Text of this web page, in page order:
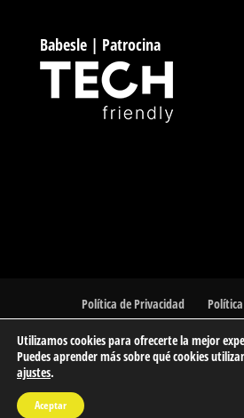
Babesle | Patrocina
Política de Privacidad
Utilizamos cookies para ofrecerte la mejor
Puedes aprender más sobre qué cookies
ajustes.
Aceptar